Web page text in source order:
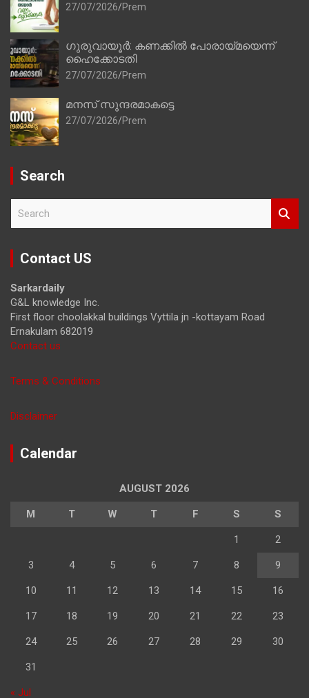
27/07/2026 Prem
ഗുരുവായൂർ: കണക്കിൽ പോരായ്മയെന്ന്
ഹൈക്കോടതി
27/07/2026 Prem
മനസ് സുന്ദരമാകട്ടെ
27/07/2026 Prem
Search
r
Contact US
Sarkardaily
G&L knowledge Inc.
First floor choolakkal buildings Vyttila jn -kottayam Road
Ernakulam 682019
Contact us
Terms & Conditions
Disclaimer
Calendar
AUGUST 2026
M T W T F S S
1 2
3 4 5 6 7 8 9
10 11 12 13 14 15 16
17 18 19 20 21 22 23
24 25 26 27 28 29 30
31
« Jul